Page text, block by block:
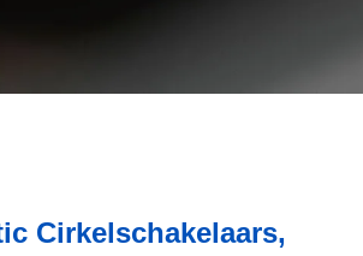
Cirkelschakelaars,